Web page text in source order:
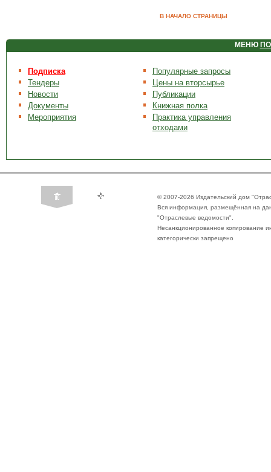
В НАЧАЛО СТРАНИЦЫ
МЕНЮ
Подписка
Тендеры
Новости
Документы
Мероприятия
Популярные запросы
Цены на вторсырье
Публикации
Книжная полка
Практика управления
отходами
© 2007-2026 Издательский дом
Вся информация, размещённая на
"Отраслевые ведомости".
Несанкционированное копирование
категорически запрещено